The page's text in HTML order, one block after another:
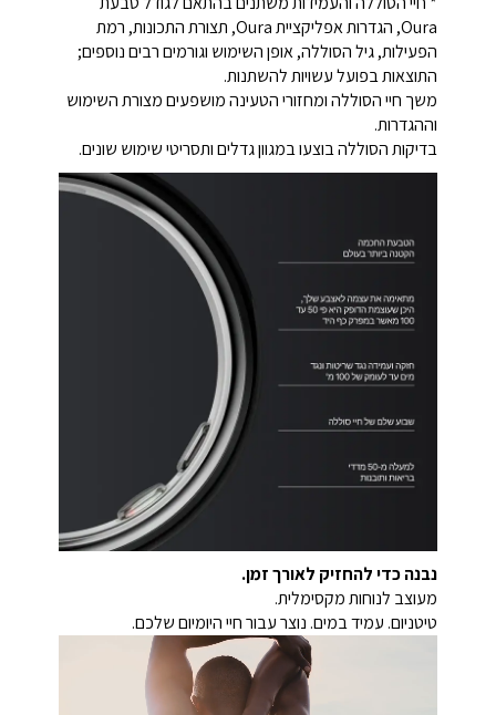
Oura, הגדרות אפליקציית Oura, תצורת התכונות, רמת
הפעילות, גיל הסוללה, אופן השימוש וגורמים רבים נוספים;
התוצאות בפועל עשויות להשתנות.
משך חיי הסוללה ומחזורי הטעינה מושפעים מצורת השימוש
וההגדרות.
בדיקות הסוללה בוצעו במגוון גדלים ותסריטי שימוש שונים.
נבנה כדי להחזיק לאורך זמן.
מעוצב לנוחות מקסימלית.
טיטניום. עמיד במים. נוצר עבור חיי היומיום שלכם.